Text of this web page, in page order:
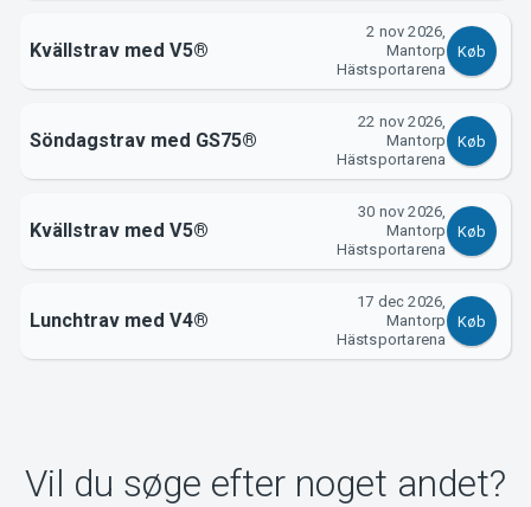
Kvällstrav med V5®
2 nov 2026,
Mantorp
Hästsportarena
Køb
Söndagstrav med GS75®
22 nov 2026,
Mantorp
Hästsportarena
Køb
Kvällstrav med V5®
30 nov 2026,
Mantorp
Hästsportarena
Køb
Lunchtrav med V4®
17 dec 2026,
Mantorp
Hästsportarena
Køb
Vil du søge efter noget andet?